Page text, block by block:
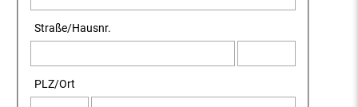
Straße/Hausnr.
PLZ/Ort